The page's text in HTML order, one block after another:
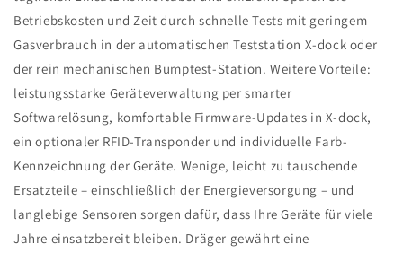
Betriebskosten und Zeit durch schnelle Tests mit geringem
Gasverbrauch in der automatischen Teststation X-dock oder
der rein mechanischen Bumptest-Station. Weitere Vorteile:
leistungsstarke Geräteverwaltung per smarter
Softwarelösung, komfortable Firmware-Updates in X-dock,
ein optionaler RFID-Transponder und individuelle Farb-
Kennzeichnung der Geräte. Wenige, leicht zu tauschende
Ersatzteile – einschließlich der Energieversorgung – und
langlebige Sensoren sorgen dafür, dass Ihre Geräte für viele
Jahre einsatzbereit bleiben. Dräger gewährt eine